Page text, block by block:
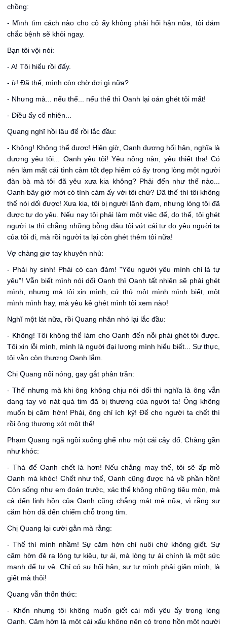
chồng:
- Mình tìm cách nào cho cô ấy không phải hối hận nữa, tôi dám
chắc bệnh sẽ khỏi ngay.
Bạn tôi vội nói:
- A! Tôi hiểu rồi đấy.
- ừ! Đã thế, mình còn chờ đợi gì nữa?
- Nhưng mà... nếu thế... nếu thế thì Oanh lại oán ghét tôi mất!
- Điều ấy cố nhiên...
Quang nghĩ hồi lâu để rồi lắc đầu:
- Không! Không thể được! Hiện giờ, Oanh đương hối hận, nghĩa là
đương yêu tôi... Oanh yêu tôi! Yêu nồng nàn, yêu thiết tha! Có
nên làm mất cái tình cảm tốt đẹp hiếm có ấy trong lòng một người
đàn bà mà tôi đã yêu xưa kia không? Phải đến như thế nào...
Oanh bây giờ mới có tình cảm ấy với tôi chứ? Đã thế thì tôi không
thể nói dối được! Xưa kia, tôi bị người lãnh đạm, nhưng lòng tôi đã
được tự do yêu. Nếu nay tôi phải làm một việc để, do thế, tôi ghét
người ta thì chẳng những bỗng đâu tôi vứt cái tự do yêu người ta
của tôi đi, mà rồi người ta lại còn ghét thêm tôi nữa!
Vợ chàng giơ tay khuyên nhủ:
- Phải hy sinh! Phải có can đảm! "Yêu người yêu mình chỉ là tự
yêu"! Vẫn biết mình nói dối Oanh thì Oanh tất nhiên sẽ phải ghét
mình, nhưng mà tôi xin mình, cứ thử một mình mình biết, một
mình mình hay, mà yêu kẻ ghét mình tôi xem nào!
Nghĩ một lát nữa, rồi Quang nhăn nhó lại lắc đầu:
- Không! Tôi không thể làm cho Oanh đến nỗi phải ghét tôi được.
Tôi xin lỗi mình, mình là người đại lượng mình hiểu biết... Sự thực,
tôi vẫn còn thương Oanh lắm.
Chị Quang nổi nóng, gay gắt phân trần:
- Thế nhưng mà khi ông không chịu nói dối thì nghĩa là ông vẫn
dang tay vò nát quả tim đã bị thương của người ta! Ông không
muốn bị căm hờn! Phải, ông chỉ ích kỷ! Để cho người ta chết thì
rồi ông thương xót một thể!
Phạm Quang ngã ngồi xuống ghế như một cái cây đổ. Chàng gần
như khóc:
- Thà để Oanh chết là hơn! Nếu chẳng may thế, tôi sẽ ấp mồ
Oanh mà khóc! Chết như thế, Oanh cũng được hả về phần hồn!
Còn sống như em đoán trước, xác thể không những tiêu mòn, mà
cả đến linh hồn của Oanh cũng chẳng mát mẻ nữa, vì rằng sự
căm hờn đã đến chiếm chỗ trong tim.
Chị Quang lại cười gằn mà rằng:
- Thế thì mình nhầm! Sự căm hờn chỉ nuôi chứ không giết. Sự
căm hờn đẻ ra lòng tự kiêu, tự ái, mà lòng tự ái chính là một sức
mạnh để tự vệ. Chỉ có sự hối hận, sự tự mình phải giận mình, là
giết mà thôi!
Quang vẫn thổn thức:
- Khốn nhưng tôi không muốn giết cái mối yêu ấy trong lòng
Oanh. Căm hờn là một cái xấu không nên có trong hồn một người